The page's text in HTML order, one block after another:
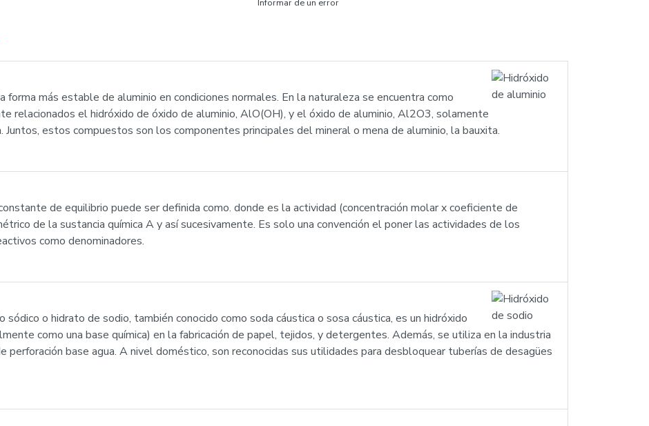
Informar de un error
forma más estable de aluminio en condiciones normales. En la naturaleza se encuentra como
relacionados el hidróxido de óxido de aluminio, AlO(OH), y el óxido de aluminio, Al2O3, solamente
Juntos, estos compuestos son los componentes principales del mineral o mena de aluminio, la bauxita.
de equilibrio puede ser definida como. donde es la actividad (concentración molar x coeficiente de
de la sustancia química A y así sucesivamente. Es solo una convención el poner las actividades de los
como denominadores.
sódico o hidrato de sodio, también conocido como soda cáustica o sosa cáustica, es un hidróxido
como una base química) en la fabricación de papel, tejidos, y detergentes. Además, se utiliza en la industria
base agua. A nivel doméstico, son reconocidas sus utilidades para desbloquear tuberías de desagües